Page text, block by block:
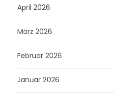
April 2026
März 2026
Februar 2026
Januar 2026